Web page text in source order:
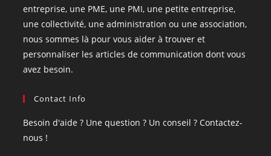
entreprise, une PME, une PMI, une petite entreprise,
une collectivité, une administration ou une association,
nous sommes là pour vous aider à trouver et
personnaliser les articles de communication dont vous
avez besoin.
Contact Info
Besoin d'aide ? Une question ? Un conseil ? Contactez-
nous !